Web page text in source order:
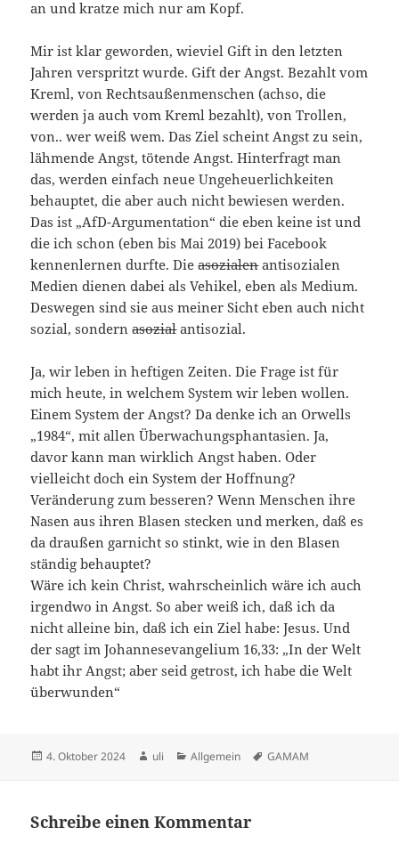
an und kratze mich nur am Kopf.
Mir ist klar geworden, wieviel Gift in den letzten
Jahren verspritzt wurde. Gift der Angst. Bezahlt vom
Kreml, von Rechtsaußenmenschen (achso, die
werden ja auch vom Kreml bezahlt), von Trollen,
von.. wer weiß wem. Das Ziel scheint Angst zu sein,
lähmende Angst, tötende Angst. Hinterfragt man
das, werden einfach neue Ungeheuerlichkeiten
behauptet, die aber auch nicht bewiesen werden.
Das ist „AfD-Argumentation“ die eben keine ist und
die ich schon (eben bis Mai 2019) bei Facebook
kennenlernen durfte. Dieasozialenantisozialen
Medien dienen dabei als Vehikel, eben als Medium.
Deswegen sind sie aus meiner Sicht eben auch nicht
sozial, sondernasozialantisozial.
Ja, wir leben in heftigen Zeiten. Die Frage ist für
mich heute, in welchem System wir leben wollen.
Einem System der Angst? Da denke ich an Orwells
„1984“, mit allen Überwachungsphantasien. Ja,
davor kann man wirklich Angst haben. Oder
vielleicht doch ein System der Hoffnung?
Veränderung zum besseren? Wenn Menschen ihre
Nasen aus ihren Blasen stecken und merken, daß es
da draußen garnicht so stinkt, wie in den Blasen
ständig behauptet?
Wäre ich kein Christ, wahrscheinlich wäre ich auch
irgendwo in Angst. So aber weiß ich, daß ich da
nicht alleine bin, daß ich ein Ziel habe: Jesus. Und
der sagt im Johannesevangelium 16,33: „In der Welt
habt ihr Angst; aber seid getrost, ich habe die Welt
überwunden“
Veröffentlicht
4. Oktober 2024 Autor
uli Kategorien
Allgemein Schlagwörter
GAMAM
Schreibe einen Kommentar